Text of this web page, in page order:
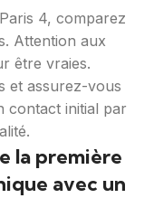
4, comparez
Attention aux
être vraies.
et assurez-vous
contact initial par
la première
avec un